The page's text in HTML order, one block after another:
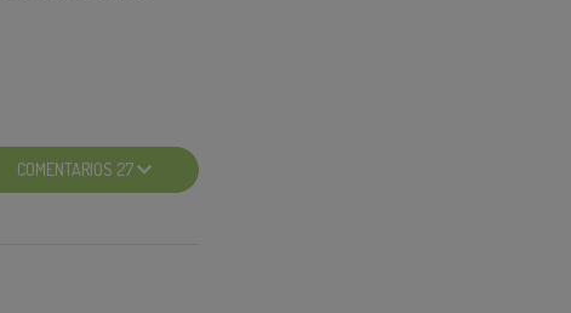
todo el año.
unas fiestas,
COMENTARIOS 27